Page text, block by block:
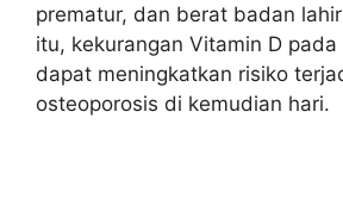
prematur, dan berat badan
itu, kekurangan Vitamin D
dapat meningkatkan risiko
osteoporosis di kemudian hari.